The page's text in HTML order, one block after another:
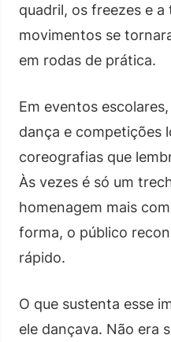
quadril, os freezes e
movimentos se
em rodas de prática.
Em eventos
dança e competições
coreografias que
Às vezes é só um
homenagem mais
forma, o público
rápido.
O que sustenta esse
ele dançava. Não era